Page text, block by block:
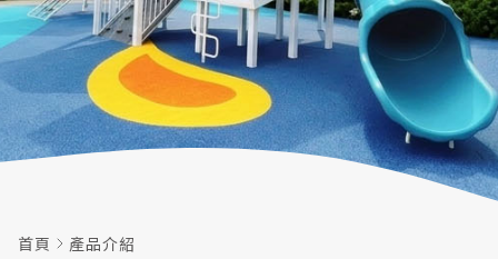
實際案例
聯絡我們
首頁 產品介紹